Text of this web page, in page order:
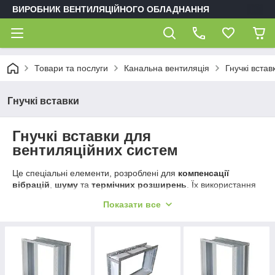
ВИРОБНИК ВЕНТИЛЯЦІЙНОГО ОБЛАДНАННЯ
Товари та послуги Канальна вентиляція Гнучкі
Гнучкі вставки
Гнучкі вставки для
вентиляційних систем
Це спеціальні елементи, розроблені для компенсації
вібрацій
шуму та термічних розширень . Їх використання
подовжити термін служби всієї системи.
KP-GKV (Універсальна)
Призначена для
вентилятором та повітроводом
головна роль — мінімізація передачі механічних
Показати все